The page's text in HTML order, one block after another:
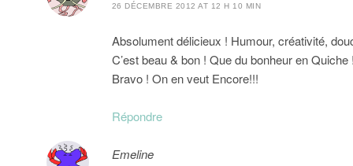
26 DÉCEMBRE 2012 AT 12 H 10 MIN
Absolument délicieux ! Humour, créativité,
C’est beau & bon ! Que du bonheur en Quiche
Bravo ! On en veut Encore!!!
Répondre
Emeline